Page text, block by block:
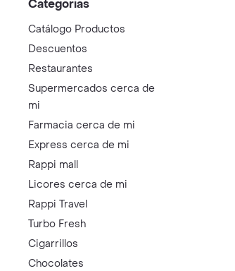
Categorías
Catálogo Productos
Descuentos
Restaurantes
Supermercados cerca de
mi
Farmacia cerca de mi
Express cerca de mi
Rappi mall
Licores cerca de mi
Rappi Travel
Turbo Fresh
Cigarrillos
Chocolates